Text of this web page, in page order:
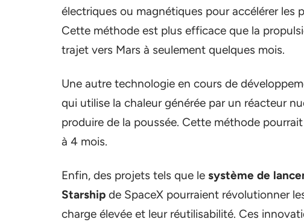
électriques ou magnétiques pour accélérer les
Cette méthode est plus efficace que la
trajet vers Mars à seulement quelques mois.
Une autre technologie en cours de
qui utilise la chaleur générée par un réacteur
produire de la poussée. Cette méthode
à 4 mois.
Enfin, des projets tels que le système de
Starship de SpaceX pourraient révolutionner
charge élevée et leur réutilisabilité. Ces